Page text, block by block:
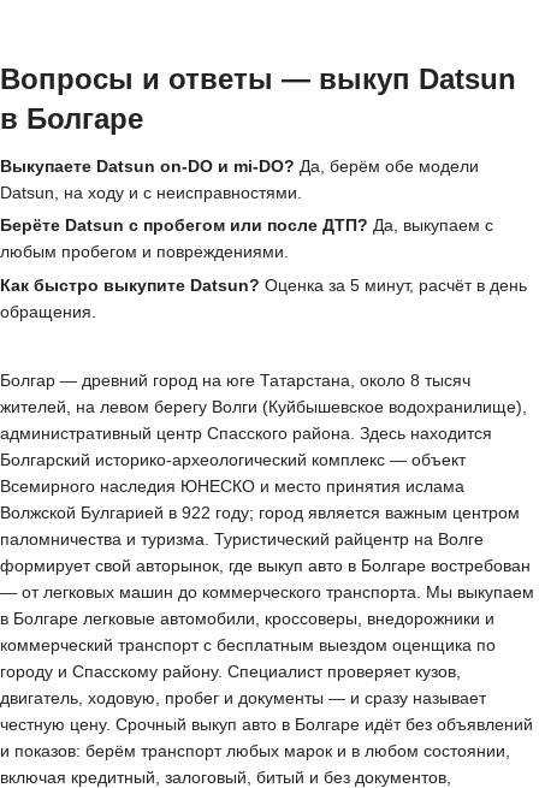
Вопросы и ответы — выкуп Datsun
в Болгаре
Выкупаете Datsun on-DO и mi-DO? Да, берём обе модели
Datsun, на ходу и с неисправностями.
Берёте Datsun с пробегом или после ДТП? Да, выкупаем с
любым пробегом и повреждениями.
Как быстро выкупите Datsun? Оценка за 5 минут, расчёт в день
обращения.
Болгар — древний город на юге Татарстана, около 8 тысяч
жителей, на левом берегу Волги (Куйбышевское водохранилище),
административный центр Спасского района. Здесь находится
Болгарский историко-археологический комплекс — объект
Всемирного наследия ЮНЕСКО и место принятия ислама
Волжской Булгарией в 922 году; город является важным центром
паломничества и туризма. Туристический райцентр на Волге
формирует свой авторынок, где выкуп авто в Болгаре востребован
— от легковых машин до коммерческого транспорта. Мы выкупаем
в Болгаре легковые автомобили, кроссоверы, внедорожники и
коммерческий транспорт с бесплатным выездом оценщика по
городу и Спасскому району. Специалист проверяет кузов,
двигатель, ходовую, пробег и документы — и сразу называет
честную цену. Срочный выкуп авто в Болгаре идёт без объявлений
и показов: берём транспорт любых марок и в любом состоянии,
включая кредитный, залоговый, битый и без документов,